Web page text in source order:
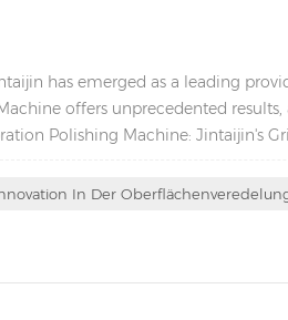
has emerged as a leading
offers unprecedented
Polishing Machine: Jintaijin's
In Der